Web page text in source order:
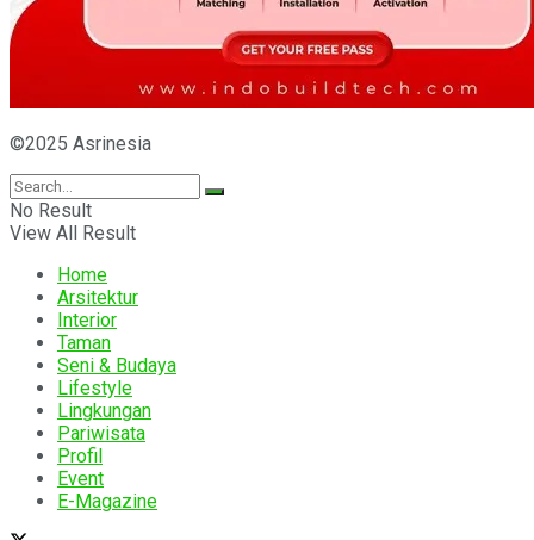
©2025 Asrinesia
No Result
View All Result
Home
Arsitektur
Interior
Taman
Seni & Budaya
Lifestyle
Lingkungan
Pariwisata
Profil
Event
E-Magazine